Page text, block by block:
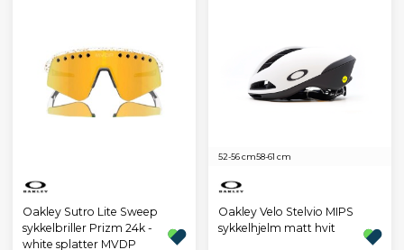
Oakley Sutro Lite Sweep
sykkelbriller Prizm 24k -
white splatter MVDP
52-56 cm58-61 cm
Oakley Velo Stelvio MIPS
sykkelhjelm matt hvit